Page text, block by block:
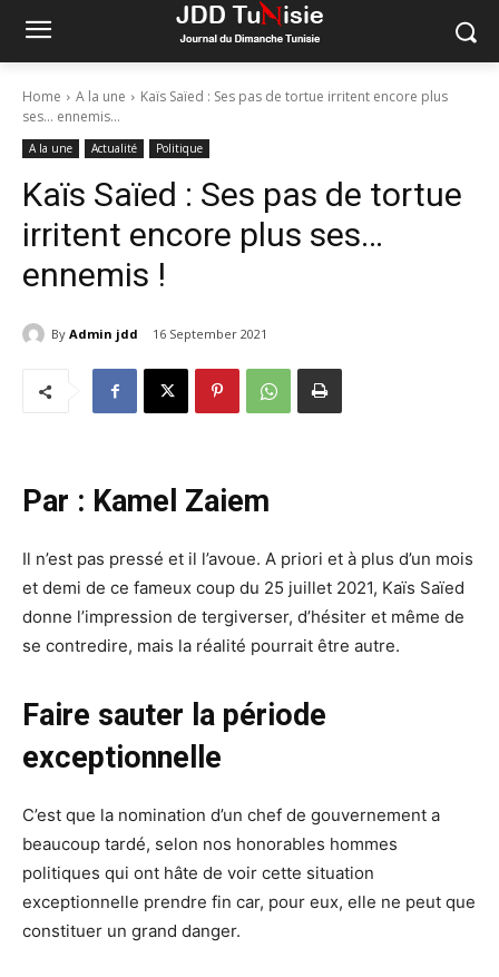
Home A la une
Kaïs Saïed : Ses pas de tortue irritent encore plus
ses… ennemis...
A la une Actualité Politique
Kaïs Saïed : Ses pas de tortue
irritent encore plus ses…
ennemis !
By Admin jdd 16 September 2021
Par : Kamel Zaiem
Il n’est pas pressé et il l’avoue. A priori et à plus d’un mois
et demi de ce fameux coup du 25 juillet 2021, Kaïs Saïed
donne l’impression de tergiverser, d’hésiter et même de
se contredire, mais la réalité pourrait être autre.
Faire sauter la période
exceptionnelle
C’est que la nomination d’un chef de gouvernement a
beaucoup tardé, selon nos honorables hommes
politiques qui ont hâte de voir cette situation
exceptionnelle prendre fin car, pour eux, elle ne peut que
constituer un grand danger.